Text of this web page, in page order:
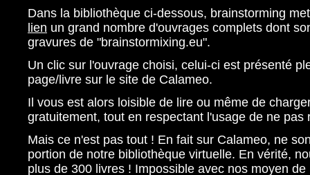
Dans la bibliothèque ci-dessous, brainstorming
lien un grand nombre d'ouvrages complets dont
gravures de "brainstormixing.eu".
Un clic sur l'ouvrage choisi, celui-ci est présenté
page/livre sur le site de Calameo.
Il vous est alors loisible de lire ou même de
gratuitement, tout en respectant l'usage de ne pas
Mais ce n'est pas tout ! En fait sur Calameo, ne
portion de notre bibliothèque virtuelle. En vérité,
plus de 300 livres ! Impossible avec nos moyen